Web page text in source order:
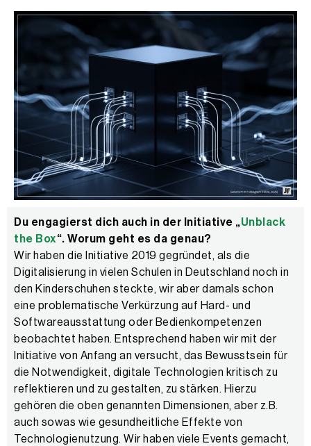
Du engagierst dich auch in der Initiative „Unblack
the Box“. Worum geht es da genau?
Wir haben die Initiative 2019 gegründet, als die
Digitalisierung in vielen Schulen in Deutschland noch in
den Kinderschuhen steckte, wir aber damals schon
eine problematische Verkürzung auf Hard- und
Softwareausstattung oder Bedienkompetenzen
beobachtet haben. Entsprechend haben wir mit der
Initiative von Anfang an versucht, das Bewusstsein für
die Notwendigkeit, digitale Technologien kritisch zu
reflektieren und zu gestalten, zu stärken. Hierzu
gehören die oben genannten Dimensionen, aber z.B.
auch sowas wie gesundheitliche Effekte von
Technologienutzung. Wir haben viele Events gemacht,